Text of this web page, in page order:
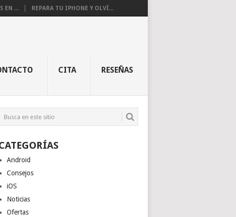
EN ... REPARA TU IPHONE Y OLVÍ...
CITA RESEÑAS
Android
Consejos
iOS
Noticias
Ofertas